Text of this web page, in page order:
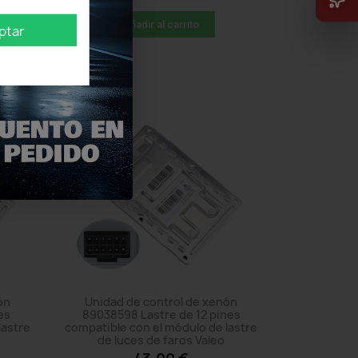
Añadir al carrito
Unidad de control de xenón
89038598 Lastre de 12 pines
compatible con el módulo de lastre
de luces de faros Valeo